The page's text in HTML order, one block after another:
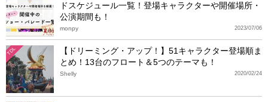
ドスケジュール一覧！登場キャラクターや開催場所・
公演期間も！
2023/07/06
monpy
TDL
【ドリーミング・アップ！】51キャラクター登場順ま
とめ！13台のフロート＆5つのテーマも！
2020/02/24
Shelly